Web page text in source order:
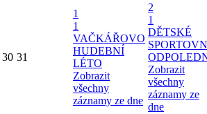
30 31
1
1
VAČKÁŘOVO
HUDEBNÍ
LÉTO
Zobrazit
všechny
záznamy ze dne
2
1
DĚTSKÉ
Zobrazit
všechny
záznamy ze
dne